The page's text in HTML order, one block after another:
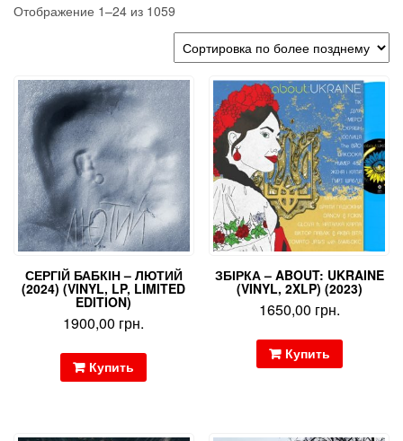
Отображение 1–24 из 1059
СЕРГІЙ БАБКІН – ЛЮТИЙ
(2024) (VINYL, LP, LIMITED
EDITION)
1900,00 грн.
Купить
ЗБІРКА – ABOUT: UKRAINE
(VINYL, 2XLP) (2023)
1650,00 грн.
Купить